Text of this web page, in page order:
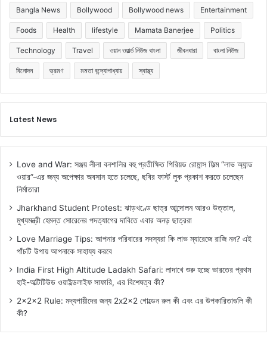
Bangla News Bollywood Bollywood news Entertainment
Foods Health lifestyle Mamata Banerjee Politics
Technology Travel ওয়ান ওয়ার্ল্ড নিউজ বাংলা জীবনধারা বাংলা নিউজ
বিনোদন ভ্রমণ মমতা বন্দ্যোপাধ্যায় স্বাস্থ্য
Latest News
Love and War: সঞ্জয় লীলা বনশালির বহু প্রতীক্ষিত পিরিয়ড রোমান্স ফিল্ম “লাভ অ্যান্ড
ওয়ার”-এর জন্য অপেক্ষার অবসান হতে চলেছে, ছবির ফার্স্ট লুক প্রকাশ করতে চলেছেন
নির্মাতারা
Jharkhand Student Protest: ঝাড়খণ্ডে ছাত্র আন্দোলন আরও উত্তাল,
মুখ্যমন্ত্রী হেমন্ত সোরেনের পদত্যাগের দাবিতে এবার অনড় ছাত্ররা
Love Marriage Tips: আপনার পরিবারের সদস্যরা কি লাভ ম্যারেজে রাজি নন? এই
পাঁচটি উপায় আপনাকে সাহায্য করবে
India First High Altitude Ladakh Safari: লাদাখে শুরু হচ্ছে ভারতের প্রথম
হাই-অল্টিটিউড ওয়াইল্ডলাইফ সাফারি, এর বিশেষত্ব কী?
2x2x2 Rule: মদ্যপায়ীদের জন্য 2x2x2 গোল্ডেন রুল কী এবং এর উপকারিতাগুলি কী
কী?